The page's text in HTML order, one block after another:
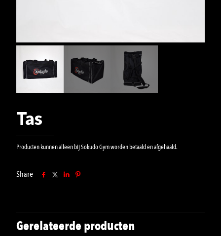
Tas
Producten kunnen alleen bij Sokudo Gym worden betaald en afgehaald.
Share
Gerelateerde producten